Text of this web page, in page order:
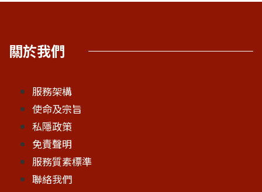
關於我們
服務架構
使命及宗旨
私隱政策
免責聲明
服務質素標準
聯絡我們